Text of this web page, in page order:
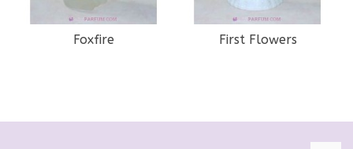
Foxfire First Flowers